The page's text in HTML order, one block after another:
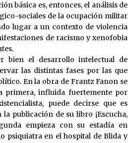
básica es, entonces, el análisis de
sociales de la ocupación militar
lugar a un contexto de violencia
de racismo y xenofobia
bien el desarrollo intelectual de
las distintas fases por las que
En la obra de Frantz Fanon se
primera, influida fuertemente por
puede decirse que es
publicación de su libro ¡Escucha,
empieza con su estadía en
psiquiatra en el hospital de Blida y